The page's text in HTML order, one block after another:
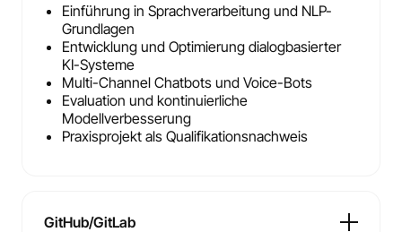
Einführung in Sprachverarbeitung und NLP-
Grundlagen
Entwicklung und Optimierung dialogbasierter
KI-Systeme
Multi-Channel Chatbots und Voice-Bots
Evaluation und kontinuierliche
Modellverbesserung
Praxisprojekt als Qualifikationsnachweis
GitHub/GitLab